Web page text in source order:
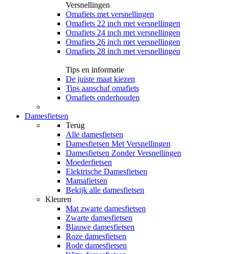
Versnellingen
Omafiets met versnellingen
Omafiets 22 inch met versnellingen
Omafiets 24 inch met versnellingen
Omafiets 26 inch met versnellingen
Omafiets 28 inch met versnellingen
Tips en informatie
De juiste maat kiezen
Tips aanschaf omafiets
Omafiets onderhouden
Damesfietsen
Terug
Alle damesfietsen
Damesfietsen Met Versnellingen
Damesfietsen Zonder Versnellingen
Moederfietsen
Elektrische Damesfietsen
Mamafietsen
Bekijk alle damesfietsen
Kleuren
Mat zwarte damesfietsen
Zwarte damesfietsen
Blauwe damesfietsen
Roze damesfietsen
Rode damesfietsen